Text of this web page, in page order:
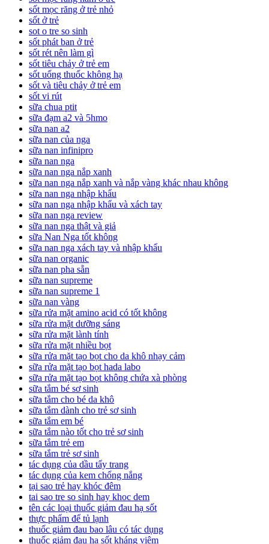
sốt mọc răng ở trẻ nhỏ
sốt ở trẻ
sot o tre so sinh
sốt phát ban ở trẻ
sốt rét nên làm gì
sốt tiêu chảy ở trẻ em
sốt uống thuốc không hạ
sốt và tiêu chảy ở trẻ em
sốt vi rút
sữa chua ptit
sữa đạm a2 và 5hmo
sữa nan a2
sữa nan của nga
sữa nan infinipro
sữa nan nga
sữa nan nga nắp xanh
sữa nan nga nắp xanh và nắp vàng khác nhau không
sữa nan nga nhập khẩu
sữa nan nga nhập khẩu và xách tay
sữa nan nga review
sữa nan nga thật và giả
sữa Nan Nga tốt không
sữa nan nga xách tay và nhập khẩu
sữa nan organic
sữa nan pha sẵn
sữa nan supreme
sữa nan supreme 1
sữa nan vàng
sữa rửa mặt amino acid có tốt không
sữa rửa mặt dưỡng sáng
sữa rửa mặt lành tính
sữa rửa mặt nhiều bọt
sữa rửa mặt tạo bọt cho da khô nhạy cảm
sữa rửa mặt tạo bọt hada labo
sữa rửa mặt tạo bọt không chứa xà phòng
sữa tắm bé sơ sinh
sữa tắm cho bé da khô
sữa tắm dành cho trẻ sơ sinh
sữa tắm em bé
sữa tắm nào tốt cho trẻ sơ sinh
sữa tắm trẻ em
sữa tắm trẻ sơ sinh
tác dụng của dầu tẩy trang
tác dụng của kem chống nắng
tại sao trẻ hay khóc đêm
tai sao tre so sinh hay khoc dem
tên các loại thuốc giảm đau hạ sốt
thực phẩm để tủ lạnh
thuốc giảm đau bao lâu có tác dụng
thuốc giảm đau hạ sốt kháng viêm